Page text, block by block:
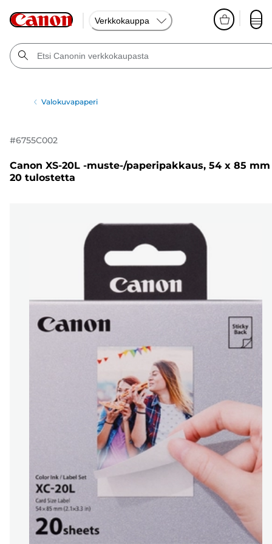
Verkkokauppa
Valokuvapaperi
#6755C002
Canon XS-20L -muste-/paperipakkaus, 54 x 85 mm
20 tulostetta